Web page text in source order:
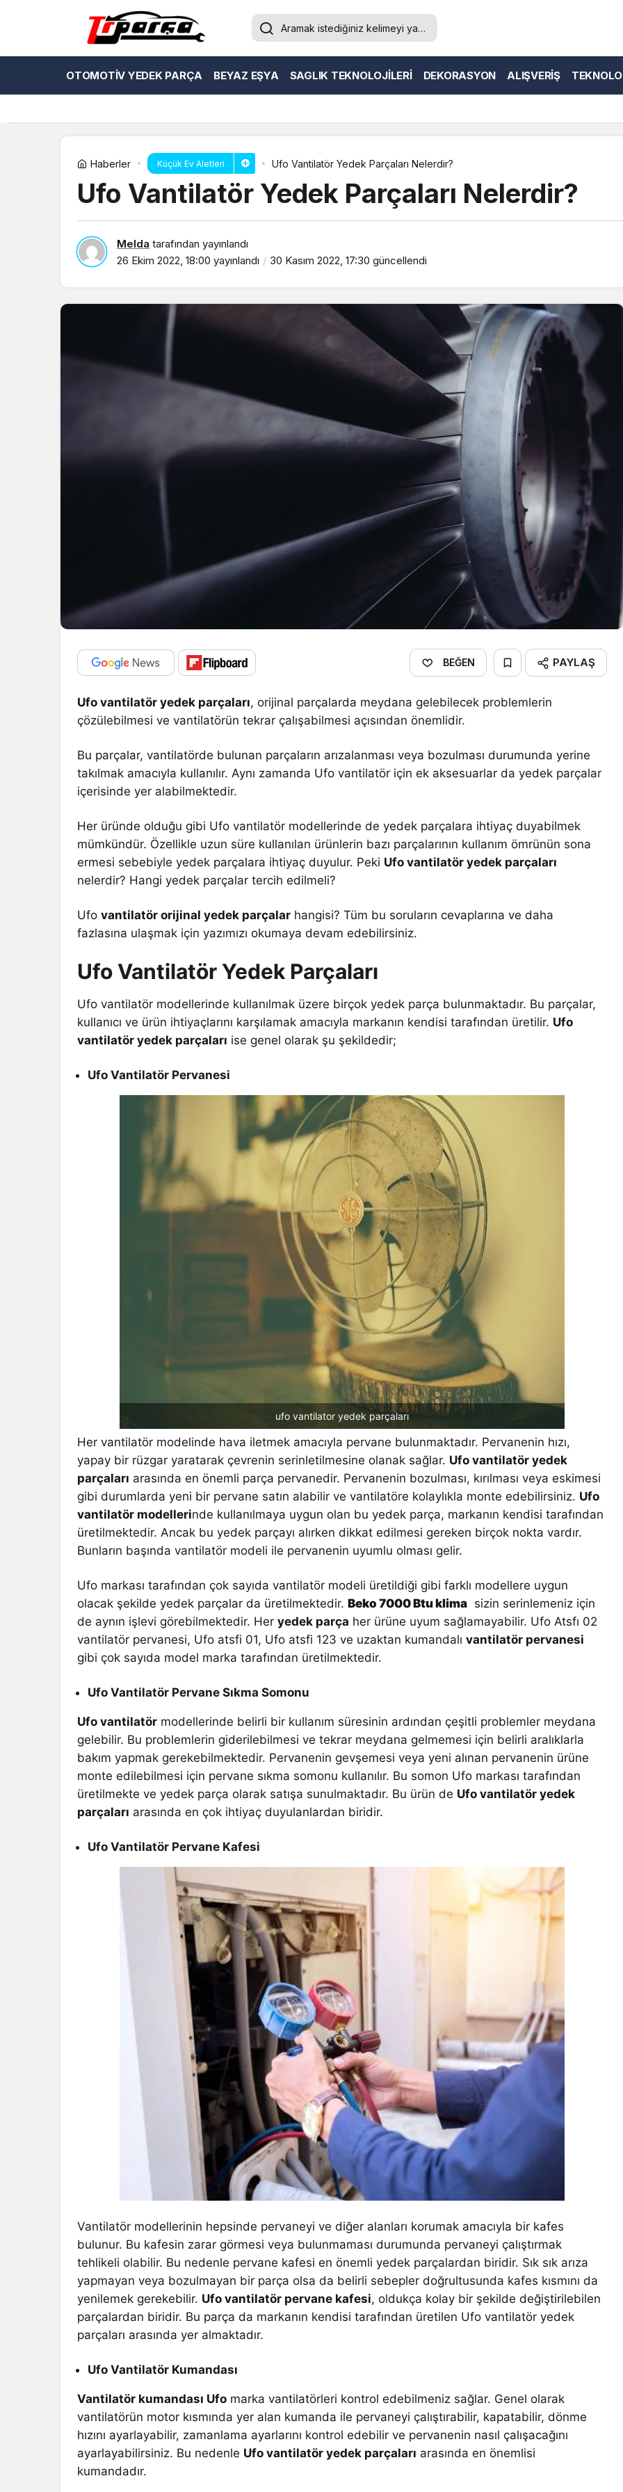
OTOMOTIV YEDEK PARÇA BEYAZ EŞYA SAGLIK TEKNOLOJILERI DEKORASYON ALIŞVERIŞ
Haberler Küçük Ev Aletleri Ufo Vantilatör Yedek Parçaları Nelerdir?
Ufo Vantilatör Yedek Parçaları Nelerdir?
Melda tarafından yayınlandı
26 Ekim 2022, 18:00 yayınlandı 30 Kasım 2022, 17:30 güncellendi
BEĞEN PAYLAŞ
Ufo vantilatör yedek parçaları, orijinal parçalarda meydana gelebilecek problemlerin
çözülebilmesi ve vantilatörün tekrar çalışabilmesi açısından önemlidir.
Bu parçalar, vantilatörde bulunan parçaların arızalanması veya bozulması durumunda yerine
takılmak amacıyla kullanılır. Aynı zamanda Ufo vantilatör için ek aksesuarlar da yedek parçalar
içerisinde yer alabilmektedir.
Her üründe olduğu gibi Ufo vantilatör modellerinde de yedek parçalara ihtiyaç duyabilmek
mümkündür. Özellikle uzun süre kullanılan ürünlerin bazı parçalarının kullanım ömrünün sona
ermesi sebebiyle yedek parçalara ihtiyaç duyulur. Peki Ufo vantilatör yedek parçaları
nelerdir? Hangi yedek parçalar tercih edilmeli?
Ufovantilatör orijinal yedek parçalar hangisi? Tüm bu soruların cevaplarına ve daha
fazlasına ulaşmak için yazımızı okumaya devam edebilirsiniz.
Ufo Vantilatör Yedek Parçaları
Ufo vantilatör modellerinde kullanılmak üzere birçok yedek parça bulunmaktadır. Bu parçalar,
kullanıcı ve ürün ihtiyaçlarını karşılamak amacıyla markanın kendisi tarafından üretilir. Ufo
vantilatör yedek parçaları ise genel olarak şu şekildedir;
Ufo Vantilatör Pervanesi
ufo vantilator yedek parçaları
Her vantilatör modelinde hava iletmek amacıyla pervane bulunmaktadır. Pervanenin hızı,
yapay bir rüzgar yaratarak çevrenin serinletilmesine olanak sağlar. Ufo vantilatör yedek
parçaları arasında en önemli parça pervanedir. Pervanenin bozulması, kırılması veya eskimesi
gibi durumlarda yeni bir pervane satın alabilir ve vantilatöre kolaylıkla monte edebilirsiniz. Ufo
vantilatör modellerinde kullanılmaya uygun olan bu yedek parça, markanın kendisi tarafından
üretilmektedir. Ancak bu yedek parçayı alırken dikkat edilmesi gereken birçok nokta vardır.
Bunların başında vantilatör modeli ile pervanenin uyumlu olması gelir.
Ufo markası tarafından çok sayıda vantilatör modeli üretildiği gibi farklı modellere uygun
olacak şekilde yedek parçalar da üretilmektedir.Beko 7000 Btu klima sizin serinlemeniz için
de aynın işlevi görebilmektedir. Heryedek parça her ürüne uyum sağlamayabilir. Ufo Atsfı 02
vantilatör pervanesi, Ufo atsfi 01, Ufo atsfi 123 ve uzaktan kumandalıvantilatör pervanesi
gibi çok sayıda model marka tarafından üretilmektedir.
Ufo Vantilatör Pervane Sıkma Somonu
Ufo vantilatör modellerinde belirli bir kullanım süresinin ardından çeşitli problemler meydana
gelebilir. Bu problemlerin giderilebilmesi ve tekrar meydana gelmemesi için belirli aralıklarla
bakım yapmak gerekebilmektedir. Pervanenin gevşemesi veya yeni alınan pervanenin ürüne
monte edilebilmesi için pervane sıkma somonu kullanılır. Bu somon Ufo markası tarafından
üretilmekte ve yedek parça olarak satışa sunulmaktadır. Bu ürün de Ufo vantilatör yedek
parçaları arasında en çok ihtiyaç duyulanlardan biridir.
Ufo Vantilatör Pervane Kafesi
Vantilatör modellerinin hepsinde pervaneyi ve diğer alanları korumak amacıyla bir kafes
bulunur. Bu kafesin zarar görmesi veya bulunmaması durumunda pervaneyi çalıştırmak
tehlikeli olabilir. Bu nedenle pervane kafesi en önemli yedek parçalardan biridir. Sık sık arıza
yapmayan veya bozulmayan bir parça olsa da belirli sebepler doğrultusunda kafes kısmını da
yenilemek gerekebilir. Ufo vantilatör pervane kafesi, oldukça kolay bir şekilde değiştirilebilen
parçalardan biridir. Bu parça da markanın kendisi tarafından üretilen Ufo vantilatör yedek
parçaları arasında yer almaktadır.
Ufo Vantilatör Kumandası
Vantilatör kumandası Ufo marka vantilatörleri kontrol edebilmeniz sağlar. Genel olarak
vantilatörün motor kısmında yer alan kumanda ile pervaneyi çalıştırabilir, kapatabilir, dönme
hızını ayarlayabilir, zamanlama ayarlarını kontrol edebilir ve pervanenin nasıl çalışacağını
ayarlayabilirsiniz. Bu nedenle Ufo vantilatör yedek parçaları arasında en önemlisi
kumandadır.